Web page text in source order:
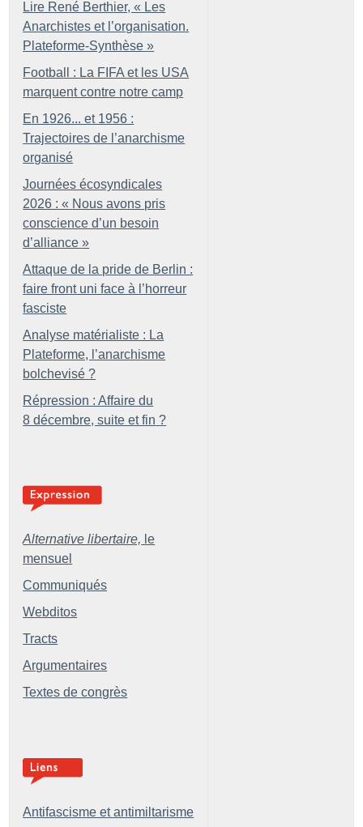
Lire René Berthier, « Les
Anarchistes et l’organisation.
Plateforme-Synthèse »
Football : La FIFA et les USA
marquent contre notre camp
En 1926... et 1956 :
Trajectoires de l’anarchisme
organisé
Journées écosyndicales
2026 : « Nous avons pris
conscience d’un besoin
d’alliance »
Attaque de la pride de Berlin :
faire front uni face à l’horreur
fasciste
Analyse matérialiste : La
Plateforme, l’anarchisme
bolchevisé ?
Répression : Affaire du
8 décembre, suite et fin ?
Alternative libertaire, le
mensuel
Communiqués
Webditos
Tracts
Argumentaires
Textes de congrès
Antifascisme et antimiltarisme